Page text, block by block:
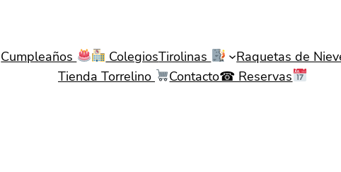
Cumpleaños ColegiosTirolinas
Raquetas de
Tienda Torrelino
Contacto☎ Reservas